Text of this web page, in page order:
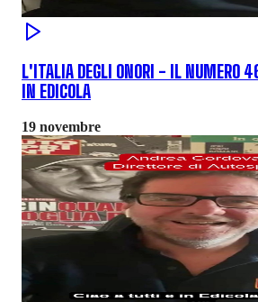
L'ITALIA DEGLI ONORI - IL NUMERO
IN EDICOLA
19 novembre